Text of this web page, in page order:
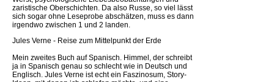
zaristische Oberschichten. Da also Russe, so viel lässt
sich sogar ohne Leseprobe abschätzen, muss es dann
irgendwo zwischen 1 und 2 landen.
Jules Verne - Reise zum Mittelpunkt der Erde
Mein zweites Buch auf Spanisch. Himmel, der schreibt
ja in Spanisch genau so schlecht wie in Deutsch und
Englisch. Jules Verne ist echt ein Faszinosum, Story-